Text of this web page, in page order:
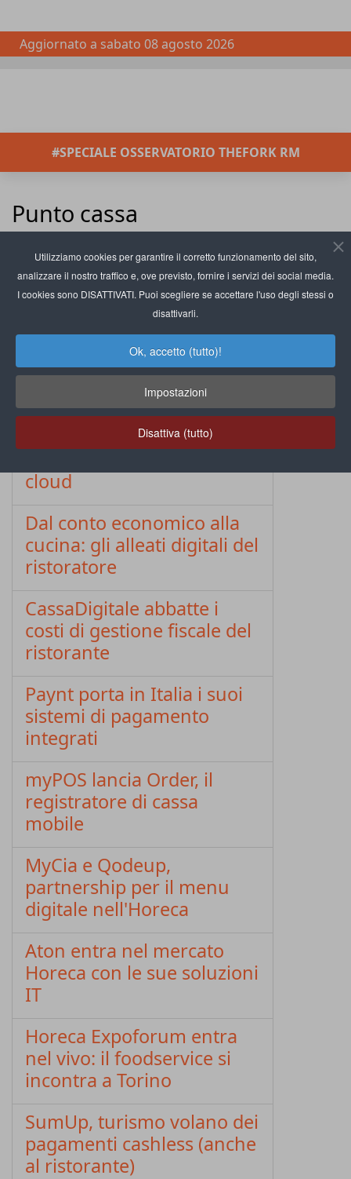
Utilizziamo cookies per garantire il corretto funzionamento del sito,
analizzare il nostro traffico e, ove previsto, fornire i servizi dei social media.
I cookies sono DISATTIVATI. Puoi scegliere se accettare l'uso degli stessi o
disattivarli.
Ok, accetto (tutto)!
Impostazioni
Disattiva (tutto)
Aggiornato a sabato 08 agosto 2026
#SPECIALE OSSERVATORIO THEFORK RM
Punto cassa
Filtro
Pulisci
Visualizza #
Fiskaly lancia in Italia il
servizio di fatturazione e-
invoice
La fintech Qromo cede la
maggioranza a Numia
Contro l'obsolescenza
cloud
Dal conto economico alla
cucina: gli alleati digitali del
ristoratore
CassaDigitale abbatte i
costi di gestione fiscale del
ristorante
Paynt porta in Italia i suoi
sistemi di pagamento
integrati
myPOS lancia Order, il
registratore di cassa
mobile
MyCia e Qodeup,
partnership per il menu
digitale nell'Horeca
Aton entra nel mercato
Horeca con le sue soluzioni
IT
Horeca Expoforum entra
nel vivo: il foodservice si
incontra a Torino
SumUp, turismo volano dei
pagamenti cashless (anche
al ristorante)